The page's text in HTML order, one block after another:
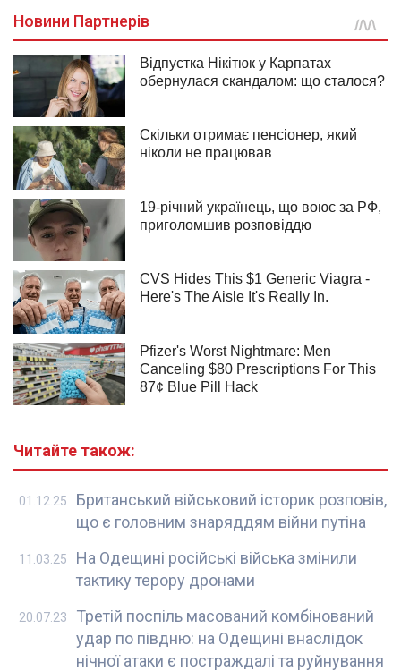
Читайте також:
Британський військовий історик розповів,
що є головним знаряддям війни путіна
01.12.25
На Одещині російські війська змінили
тактику терору дронами
11.03.25
Третій поспіль масований комбінований
удар по півдню: на Одещині внаслідок
нічної атаки є постраждалі та руйнування
20.07.23